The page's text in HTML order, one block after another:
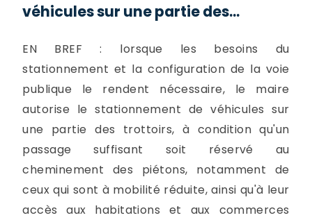
véhicules sur une partie des...
EN BREF : lorsque les besoins du
stationnement et la configuration de la voie
publique le rendent nécessaire, le maire
autorise le stationnement de véhicules sur
une partie des trottoirs, à condition qu'un
passage suffisant soit réservé au
cheminement des piétons, notamment de
ceux qui sont à mobilité réduite, ainsi qu'à leur
accès aux habitations et aux commerces